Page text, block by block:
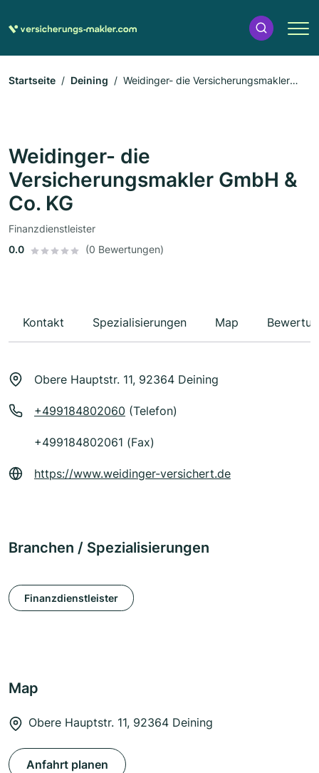
Startseite Deining
Weidinger- die Versicherungsmakler
Weidinger- die
Versicherungsmakler GmbH &
Co. KG
Finanzdienstleister
0.0
(0 Bewertungen)
Kontakt Spezialisierungen Map
Obere Hauptstr. 11, 92364 Deining
+499184802060 (Telefon)
+499184802061 (Fax)
https://www.weidinger-versichert.de
Branchen / Spezialisierungen
Finanzdienstleister
Map
Obere Hauptstr. 11, 92364 Deining
Anfahrt planen